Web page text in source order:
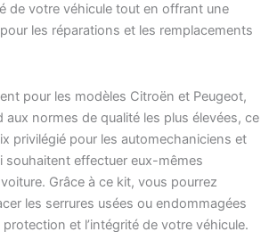
de votre véhicule tout en offrant une
les réparations et les remplacements
pour les modèles Citroën et Peugeot,
normes de qualité les plus élevées, ce
privilégié pour les automechaniciens et
souhaitent effectuer eux-mêmes
voiture. Grâce à ce kit, vous pourrez
les serrures usées ou endommagées
et l’intégrité de votre véhicule.